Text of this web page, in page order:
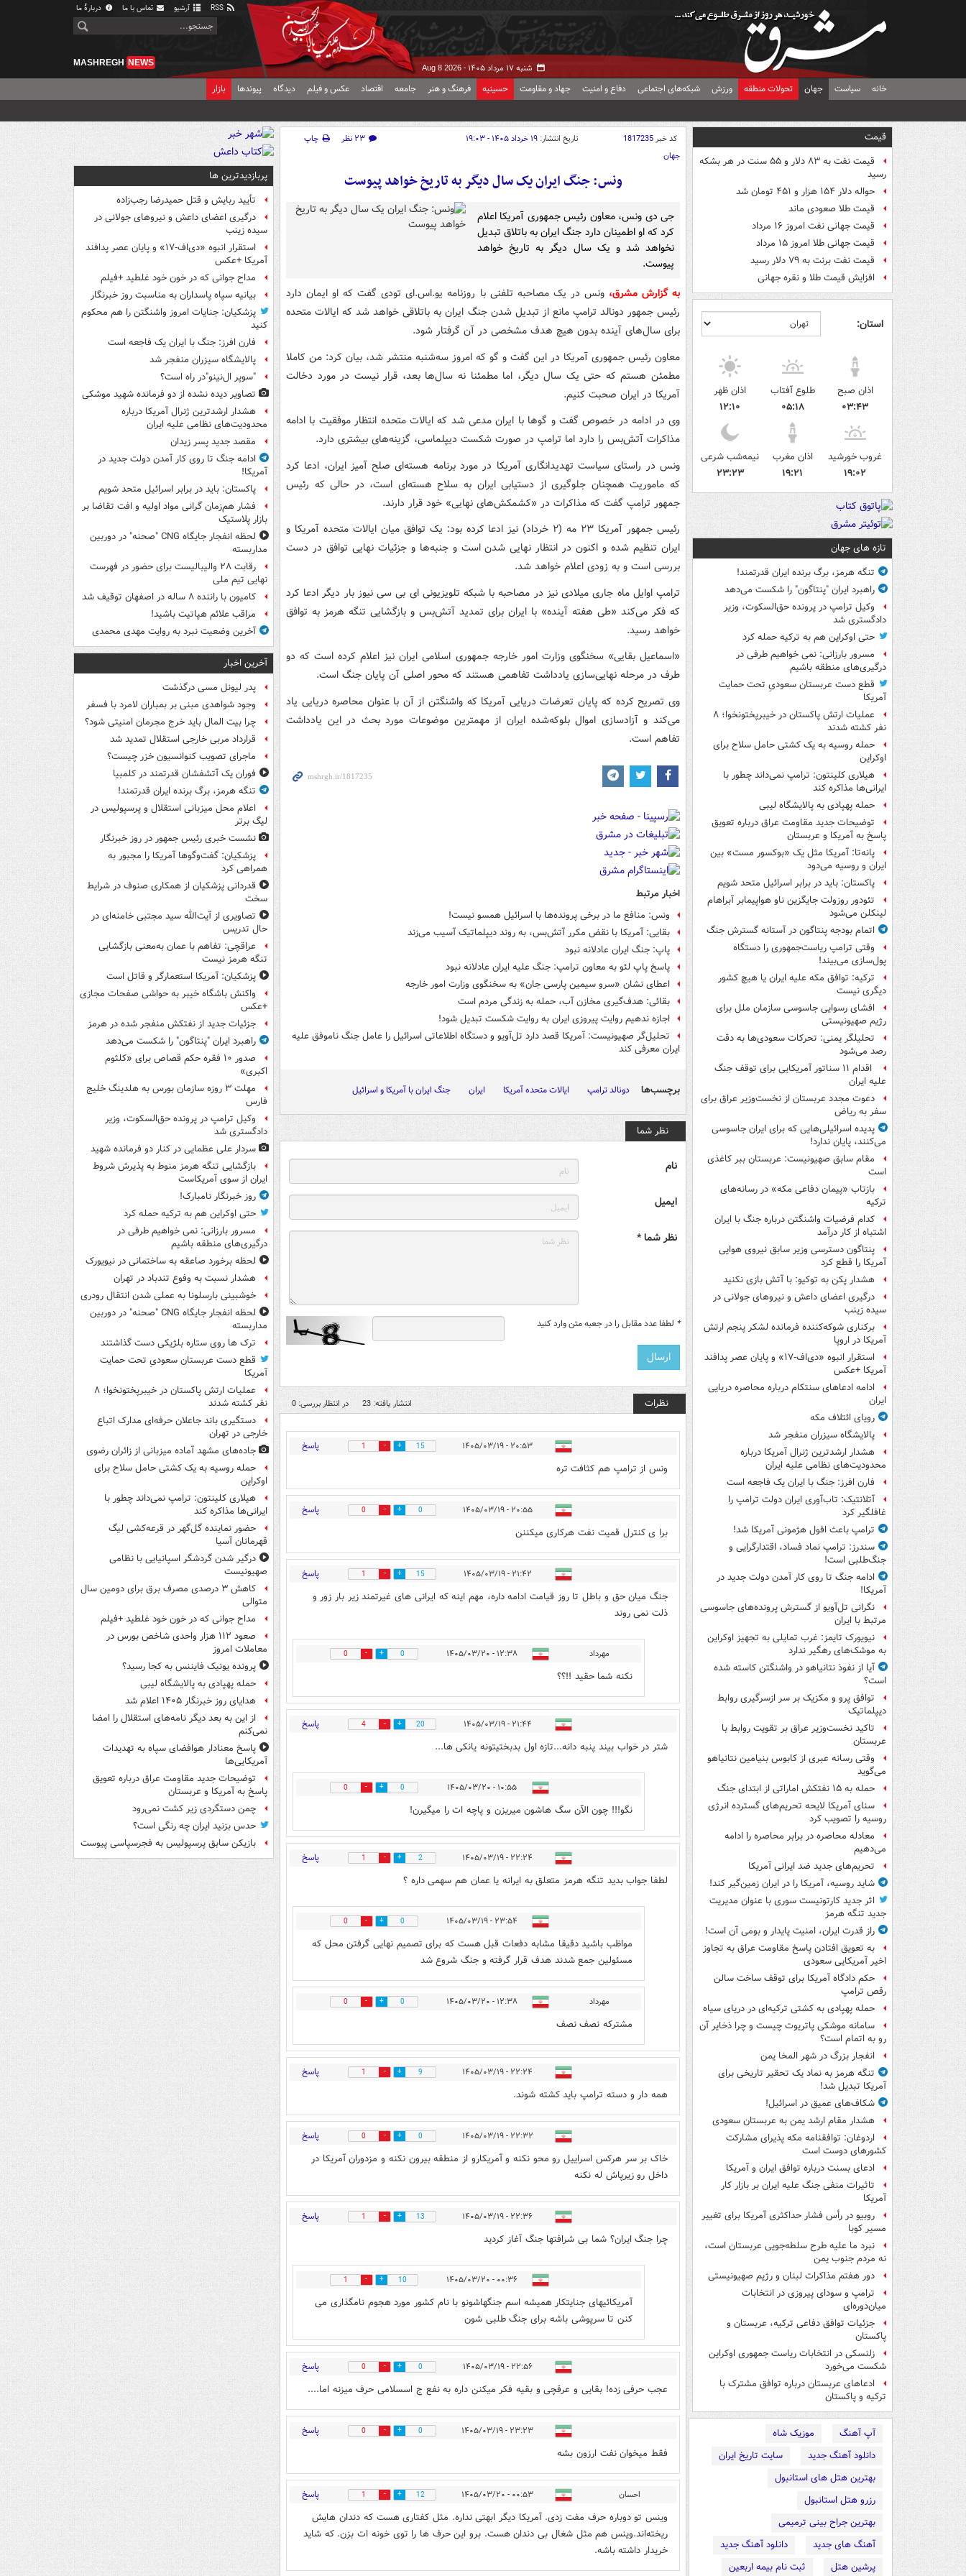
آرشیو تماس با ما دربارهٔ ما
شنبه ۱۷ مرداد ۱۴۰۵ - Aug 8 2026
MASHREGH NEWS
خانه سیاست جهان تحولات منطقه ورزش شبکه‌های اجتماعی دفاع و امنیت جهاد و مقاومت حسینیه فرهنگ و هنر جامعه اقتصاد عکس و فیلم دیدگاه پیوندها بازار
قیمت
قیمت نفت به ۸۳ دلار و ۵۵ سنت در هر بشکه
رسید
حواله دلار ۱۵۴ هزار و ۴۵۱ تومان شد
قیمت طلا صعودی ماند
قیمت جهانی نفت امروز ۱۶ مرداد
قیمت جهانی طلا امروز ۱۵ مرداد
قیمت نفت برنت به ۷۹ دلار رسید
افزایش قیمت طلا و نقره جهانی
استان:
اذان صبح
۰۳:۴۳
طلوع آفتاب
۰۵:۱۸
اذان ظهر
۱۲:۱۰
غروب خورشید
۱۹:۰۲
اذان مغرب
۱۹:۲۱
نیمه‌شب شرعی
۲۳:۲۳
تازه های جهان
تنگه هرمز، برگ برنده ایران قدرتمند!
راهبرد ایران "پنتاگون" را شکست می‌دهد
وکیل ترامپ در پرونده حق‌السکوت، وزیر
دادگستری شد
حتی اوکراین هم به ترکیه حمله کرد
مسرور بارزانی: نمی خواهیم طرفی در
درگیری‌های منطقه باشیم
قطع دست عربستان سعودیِ تحت حمایت
آمریکا
عملیات ارتش پاکستان در خیبرپختونخوا؛ ۸
نفر کشته شدند
حمله روسیه به یک کشتی حامل سلاح برای
اوکراین
هیلاری کلینتون: ترامپ نمی‌داند چطور با
ایرانی‌ها مذاکره کند
حمله پهپادی به پالایشگاه لیبی
توضیحات جدید مقاومت عراق درباره تعویق
پاسخ به آمریکا و عربستان
پانه‌تا: آمریکا مثل یک «بوکسور مست» بین
ایران و روسیه می‌دود
پاکستان: باید در برابر اسرائیل متحد شویم
تئودور روزولت جایگزین ناو هواپیمابر آبراهام
لینکلن می‌شود
اتمام بودجه پنتاگون در آستانه گسترش جنگ
وقتی ترامپ ریاست‌جمهوری را دستگاه
پول‌سازی می‌بیند!
ترکیه: توافق مکه علیه ایران یا هیچ کشور
دیگری نیست
افشای رسوایی جاسوسی سازمان ملل برای
رژیم صهیونیستی
تحلیلگر یمنی: تحرکات سعودی‌ها به دقت
رصد می‌شود
اقدام ۱۱ سناتور آمریکایی برای توقف جنگ
علیه ایران
دعوت مجدد عربستان از نخست‌وزیر عراق برای
سفر به ریاض
پدیده اسرائیلی‌هایی که برای ایران جاسوسی
می‌کنند، پایان ندارد!
مقام سابق صهیونیست: عربستان ببر کاغذی
است
بازتاب «پیمان دفاعی مکه» در رسانه‌های
ترکیه
کدام فرضیات واشنگتن درباره جنگ با ایران
اشتباه از کار درآمد
پنتاگون دسترسی وزیر سابق نیروی هوایی
آمریکا را قطع کرد
هشدار پکن به توکیو: با آتش بازی نکنید
درگیری اعضای داعش و نیروهای جولانی در
سیده زینب
برکناری شوکه‌کننده فرمانده لشکر پنجم ارتش
آمریکا در اروپا
استقرار انبوه «دی‌اف‑۱۷» و پایان عصر پدافند
آمریکا +عکس
ادامه ادعاهای سنتکام درباره محاصره دریایی
ایران
رویای ائتلاف مکه
پالایشگاه سیزران منفجر شد
هشدار ارشدترین ژنرال آمریکا درباره
محدودیت‌های نظامی علیه ایران
فارن افرز: جنگ با ایران یک فاجعه است
آتلانتیک: تاب‌آوری ایران دولت ترامپ را
غافلگیر کرد
ترامپ باعث افول هژمونی آمریکا شد!
سندرز: ترامپ نماد فساد، اقتدارگرایی و
جنگ‌طلبی است!
ادامه جنگ تا روی کار آمدن دولت جدید در
آمریکا!
نگرانی تل‌آویو از گسترش پرونده‌های جاسوسی
مرتبط با ایران
نیویورک تایمز: غرب تمایلی به تجهیز اوکراین
به موشک‌های رهگیر ندارد
آیا از نفوذ نتانیاهو در واشنگتن کاسته شده
است؟
توافق پرو و مکزیک بر سر ازسرگیری روابط
دیپلماتیک
تاکید نخست‌وزیر عراق بر تقویت روابط با
عربستان
وقتی رسانه عبری از کابوس بنیامین نتانیاهو
می‌گوید
حمله به ۱۵ نفتکش‌ اماراتی از ابتدای جنگ
سنای آمریکا لایحه تحریم‌های گسترده انرژی
روسیه را تصویب کرد
معادله محاصره در برابر محاصره را ادامه
می‌دهیم
تحریم‌های جدید ضد ایرانی آمریکا
شاید روسیه، آمریکا را در ایران زمین‌گیر کند!
اثر جدید کارتونیست سوری با عنوان مدیریت
جدید تنگه هرمز
راز قدرت ایران، امنیت پایدار و بومی آن است!
به تعویق افتادن پاسخ مقاومت عراق به تجاوز
اخیر آمریکایی سعودی
حکم دادگاه آمریکا برای توقف ساخت سالن
رقص ترامپ
حمله پهپادی به کشتی ترکیه‌ای در دریای سیاه
سامانه موشکی پاتریوت چیست و چرا ذخایر آن
رو به اتمام است؟
انفجار بزرگ در شهر المخا یمن
تنگه هرمز به نماد یک تحقیر تاریخی برای
آمریکا تبدیل شد!
شکاف‌های عمیق در اسرائیل!
هشدار مقام ارشد یمن به عربستان سعودی
اردوغان: توافقنامه مکه پذیرای مشارکت
کشورهای دوست است
ادعای بسنت درباره توافق ایران و آمریکا
تاثیرات منفی جنگ علیه ایران بر بازار کار
آمریکا
روبیو در رأس فشار حداکثری آمریکا برای تغییر
مسیر کوبا
نبرد ما علیه طرح سلطه‌جویی عربستان است،
نه مردم جنوب یمن
دور هفتم مذاکرات لبنان و رژیم صهیونیستی
ترامپ و سودای پیروزی در انتخابات
میان‌دوره‌ای
جزئیات توافق دفاعی ترکیه، عربستان و
پاکستان
زلنسکی در انتخابات ریاست جمهوری اوکراین
شکست می‌خورد
ادعاهای عربستان درباره توافق مشترک با
ترکیه و پاکستان
آپ آهنگ
موزیک شاه
دانلود آهنگ جدید
سایت تاریخ ایران
بهترین هتل های استانبول
رزرو هتل استانبول
بهترین جراح بینی ترمیمی
آهنگ های جدید
دانلود آهنگ جدید
پرشین هتل
ثبت نام بیمه اربعین
کد خبر1817235 تاریخ انتشار: ۱۹ خرداد ۱۴۰۵ - ۱۹:۰۳ ۲۳ نظر
چاپ
جهان
ونس: جنگ ایران یک سال دیگر به تاریخ خواهد پیوست
جی دی ونس، معاون رئیس جمهوری آمریکا اعلام
کرد که او اطمینان دارد جنگ ایران به باتلاق تبدیل
نخواهد شد و یک سال دیگر به تاریخ خواهد
پیوست.
به گزارش مشرق،ونس در یک مصاحبه تلفنی با روزنامه یو.اس.ای تودی گفت که او ایمان دارد
رئیس جمهور دونالد ترامپ مانع از تبدیل شدن جنگ ایران به باتلاقی خواهد شد که ایالات متحده
برای سال‌های آینده بدون هیچ هدف مشخصی در آن گرفتار شود.
معاون رئیس جمهوری آمریکا در این گفت و گو که امروز سه‌شنبه منتشر شد، بیان کرد: من کاملا
مطمئن هستم که حتی یک سال دیگر، اما مطمئنا نه سال‌ها بعد، قرار نیست در مورد دخالت
آمریکا در ایران صحبت کنیم.
وی در ادامه در خصوص گفت و گوها با ایران مدعی شد که ایالات متحده انتظار موفقیت با ادامه
مذاکرات آتش‌بس را دارد اما ترامپ در صورت شکست دیپلماسی، گزینه‌های بیشتری دارد.
ونس در راستای سیاست تهدیدانگاری آمریکا در مورد برنامه هسته‌ای صلح آمیز ایران، ادعا کرد
که ماموریت همچنان جلوگیری از دستیابی ایران به سلاح هسته‌ای است، در حالی که رئیس
جمهور ترامپ گفت که مذاکرات در «کشمکش‌های نهایی» خود قرار دارند.
رئیس جمهور آمریکا ۲۳ مه (۲ خرداد) نیز ادعا کرده بود: یک توافق میان ایالات متحده آمریکا و
ایران تنظیم شده و اکنون در انتظار نهایی شدن است و جنبه‌ها و جزئیات نهایی توافق در دست
بررسی است و به‌ زودی اعلام خواهد شد.
ترامپ اوایل ماه جاری میلادی نیز در مصاحبه با شبکه تلویزیونی ای بی سی نیوز بار دیگر ادعا کرد
که فکر می‌کند «طی هفته آینده» با ایران برای تمدید آتش‌بس و بازگشایی تنگه هرمز به توافق
خواهد رسید.
«اسماعیل بقایی» سخنگوی وزارت امور خارجه جمهوری اسلامی ایران نیز اعلام کرده است که دو
طرف در مرحله نهایی‌سازی یادداشت تفاهمی هستند که محور اصلی آن پایان جنگ است.
وی تصریح کرده که پایان تعرضات دریایی آمریکا که واشنگتن از آن با عنوان محاصره دریایی یاد
می‌کند و آزادسازی اموال بلوکه‌شده ایران از مهمترین موضوعات مورد بحث در این یادداشت
تفاهم است.
اخبار مرتبط
ونس: منافع ما در برخی پرونده‌ها با اسرائیل همسو نیست!
بقایی: آمریکا با نقض مکرر آتش‌بس، به روند دیپلماتیک آسیب می‌زند
پاپ: جنگ ایران عادلانه نبود
پاسخ پاپ لئو به معاون ترامپ: جنگ علیه ایران عادلانه نبود
اعطای نشان «سرو سیمین پارسی جان» به سخنگوی وزارت امور خارجه
بقائی: هدف‌گیری مخازن آب، حمله به زندگی مردم است
اجازه ندهیم روایت پیروزی ایران به روایت شکست تبدیل شود!
تحلیل‌گر صهیونیست‌: آمریکا قصد دارد تل‌آویو و دستگاه اطلاعاتی اسرائیل را عامل جنگ ناموفق علیه
ایران معرفی کند
برچسب‌ها دونالد ترامپ ایالات متحده آمریکا ایران جنگ ایران با آمریکا و اسرائیل
نظر شما
نام
ایمیل
نظر شما *
* لطفا عدد مقابل را در جعبه متن وارد کنید
نظرات انتشار یافته: 23 در انتظار بررسی: 0
۲۰:۵۳ - ۱۴۰۵/۰۳/۱۹ 15
1 پاسخ
ونس از ترامپ هم کثافت تره
۲۰:۵۵ - ۱۴۰۵/۰۳/۱۹ 0
0 پاسخ
برا ی کنترل قمیت نفت هرکاری میکننن
۲۱:۴۲ - ۱۴۰۵/۰۳/۱۹ 15
1 پاسخ
جنگ میان حق و باطل تا روز قیامت ادامه داره، مهم اینه که ایرانی های غیرتمند زیر بار زور و
ذلت نمی روند
مهرداد ۱۲:۳۸ - ۱۴۰۵/۰۳/۲۰ 0
0
نکنه شما حقید !!؟؟
۲۱:۴۴ - ۱۴۰۵/۰۳/۱۹ 20
4 پاسخ
شتر در خواب بیند پنبه دانه...تازه اول بدبختیتونه یانکی ها...
۱۰:۵۵ - ۱۴۰۵/۰۳/۲۰ 0
0
نگو!!! چون الآن سگ هاشون میریزن و پاچه ات را میگیرن!
۲۲:۲۴ - ۱۴۰۵/۰۳/۱۹ 2
1 پاسخ
لطفا جواب بدید تنگه هرمز متعلق به ایرانه یا عمان هم سهمی داره ؟
۲۳:۵۴ - ۱۴۰۵/۰۳/۱۹ 0
0
مواظب باشید دقیقا مشابه دفعات قبل هست که برای تصمیم نهایی گرفتن محل که
مسئولین جمع شدند هدف قرار گرفته و جنگ شروع شد
مهرداد ۱۲:۳۸ - ۱۴۰۵/۰۳/۲۰ 0
0
مشترکه نصف نصف
۲۲:۲۴ - ۱۴۰۵/۰۳/۱۹ 9
1 پاسخ
همه دار و دسته ترامپ باید کشته شوند.
۲۲:۳۲ - ۱۴۰۵/۰۳/۱۹ 0
0 پاسخ
خاک بر سر هرکس اسراییل رو محو نکنه و آمریکارو از منطقه بیرون نکنه و مزدوران آمریکا در
داخل رو زیرپاش له نکنه
۲۲:۳۶ - ۱۴۰۵/۰۳/۱۹ 13
1 پاسخ
چرا جنگ ایران؟ شما بی شرافتها جنگ آغاز کردید
۰۰:۳۶ - ۱۴۰۵/۰۳/۲۰ 10
1
آمریکائیهای جنایتکار همیشه اسم جنگهاشونو با نام کشور مورد هجوم نامگذاری می
کنن تا سرپوشی باشه برای جنگ طلبی شون
۲۲:۵۶ - ۱۴۰۵/۰۳/۱۹ 0
0 پاسخ
عجب حرفی زده! بقایی و عرقچی و بقیه فکر میکنن داره به نفع ج اسسلامی حرف میزنه اما....
۲۳:۲۳ - ۱۴۰۵/۰۳/۱۹ 0
0 پاسخ
فقط میخوان نفت ارزون بشه
احسان ۰۰:۵۳ - ۱۴۰۵/۰۳/۲۰ 12
1 پاسخ
وینس تو دوباره حرف مفت زدی. آمریکا دیگر ابهتی نداره. مثل کفتاری هست که دندان هایش
ریخته‌اند.وینس هم مثل شغال بی دندان هست. برو این حرف ها را توی خونه ات بزن. که شاید
خریدار داشته باشه.
پربازدیدترین ها
تأیید ربایش و قتل حمیدرضا رجب‌زاده
درگیری اعضای داعش و نیروهای جولانی در
سیده زینب
استقرار انبوه «دی‌اف‑۱۷» و پایان عصر پدافند
آمریکا +عکس
مداح جوانی که در خون خود غلطید +فیلم
بیانیه سپاه پاسداران به مناسبت روز خبرنگار
پزشکیان: جنایات امروز واشنگتن را هم محکوم
کنید
فارن افرز: جنگ با ایران یک فاجعه است
پالایشگاه سیزران منفجر شد
"سوپر ال‌نینو"در راه است؟
تصاویر دیده‌ نشده از دو فرمانده شهید موشکی
هشدار ارشدترین ژنرال آمریکا درباره
محدودیت‌های نظامی علیه ایران
مقصد جدید پسر زیدان
ادامه جنگ تا روی کار آمدن دولت جدید در
آمریکا!
پاکستان: باید در برابر اسرائیل متحد شویم
فشار هم‌زمان گرانی مواد اولیه و افت تقاضا بر
بازار پلاستیک
لحظه انفجار جایگاه CNG "صحنه" در دوربین
مداربسته
رقابت ۲۸ والیبالیست برای حضور در فهرست
نهایی تیم ملی
کامیون با راننده ۸ ساله در اصفهان توقیف شد
مراقب علائم هپاتیت باشید!
آخرین وضعیت نبرد به روایت مهدی محمدی
آخرین اخبار
پدر لیونل مسی درگذشت
وجود شواهدی مبنی بر بمباران لامرد با فسفر
چرا بیت المال باید خرج مجرمان امنیتی شود؟
قرارداد مربی خارجی استقلال تمدید شد
ماجرای تصویب کنوانسیون خزر چیست؟
فوران یک آتشفشان قدرتمند در کلمبیا
تنگه هرمز، برگ برنده ایران قدرتمند!
اعلام محل میزبانی استقلال و پرسپولیس در
لیگ برتر
نشست خبری رئیس جمهور در روز خبرنگار
پزشکیان: گفت‌وگوها آمریکا را مجبور به
همراهی کرد
قدردانی پزشکیان از همکاری صنوف در شرایط
سخت
تصاویری از آیت‌الله سید مجتبی خامنه‌ای در
حال تدریس
عراقچی: تفاهم با عمان به‌معنی بازگشایی
تنگه هرمز نیست
پزشکیان: آمریکا استعمارگر و قاتل است
واکنش باشگاه خیبر به حواشی صفحات مجازی
+عکس
جزئیات جدید از نفتکش منفجر شده در هرمز
راهبرد ایران "پنتاگون" را شکست می‌دهد
صدور ۱۰ فقره حکم قصاص برای «کلثوم
اکبری»
مهلت ۳ روزه سازمان بورس به هلدینگ خلیج
فارس
وکیل ترامپ در پرونده حق‌السکوت، وزیر
دادگستری شد
سردار علی عظمایی در کنار دو فرمانده شهید
بازگشایی تنگه هرمز منوط به پذیرش شروط
ایران از سوی آمریکاست
روز خبرنگار نامبارک!
حتی اوکراین هم به ترکیه حمله کرد
مسرور بارزانی: نمی خواهیم طرفی در
درگیری‌های منطقه باشیم
لحظه برخورد صاعقه به ساختمانی در نیویورک
هشدار نسبت به وفوع تندباد در تهران
خوشبینی بارسلونا به عملی شدن انتقال رودری
لحظه انفجار جایگاه CNG "صحنه" در دوربین
مداربسته
ترک ها روی ستاره بلژیکی دست گذاشتند
قطع دست عربستان سعودیِ تحت حمایت
آمریکا
عملیات ارتش پاکستان در خیبرپختونخوا؛ ۸
نفر کشته شدند
دستگیری باند جاعلان حرفه‌ای مدارک اتباع
خارجی در تهران
جاده‌های مشهد آماده میزبانی از زائران رضوی
حمله روسیه به یک کشتی حامل سلاح برای
اوکراین
هیلاری کلینتون: ترامپ نمی‌داند چطور با
ایرانی‌ها مذاکره کند
حضور نماینده گل‌گهر در قرعه‌کشی لیگ
قهرمانان آسیا
درگیر شدن گردشگر اسپانیایی با نظامی
صهیونیست
کاهش ۳ درصدی مصرف برق برای دومین سال
متوالی
مداح جوانی که در خون خود غلطید +فیلم
صعود ۱۱۲ هزار واحدی شاخص بورس در
معاملات امروز
پرونده یونیک فایننس به کجا رسید؟
حمله پهپادی به پالایشگاه لیبی
هدایای روز خبرنگار ۱۴۰۵ اعلام شد
از این به بعد دیگر نامه‌های استقلال را امضا
نمی‌کنم
پاسخ معنادار هوافضای سپاه به تهدیدات
آمریکایی‌ها
توضیحات جدید مقاومت عراق درباره تعویق
پاسخ به آمریکا و عربستان
چمن دستگردی زیر کشت نمی‌رود
حدس بزنید ایران چه رنگی است؟
بازیکن سابق پرسپولیس به فجرسپاسی پیوست